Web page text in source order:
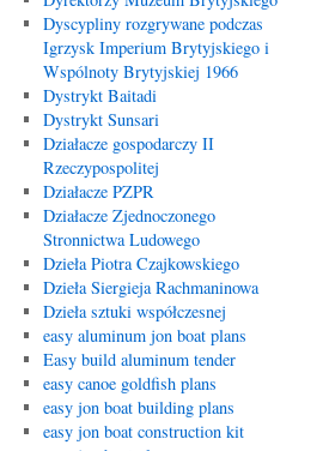
Dyscypliny rozgrywane podczas
Igrzysk Imperium Brytyjskiego i
Wspólnoty Brytyjskiej 1966
Dystrykt Baitadi
Dystrykt Sunsari
Działacze gospodarczy II
Rzeczypospolitej
Działacze PZPR
Działacze Zjednoczonego
Stronnictwa Ludowego
Dzieła Piotra Czajkowskiego
Dzieła Siergieja Rachmaninowa
Dzieła sztuki współczesnej
easy aluminum jon boat plans
Easy build aluminum tender
easy canoe goldfish plans
easy jon boat building plans
easy jon boat construction kit